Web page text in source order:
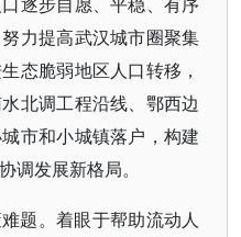
力提高武汉城市圈聚集
态脆弱地区人口转移，
北调工程沿线、鄂西边
市和小城镇落户，构建
调发展新格局。
题。着眼于帮助流动人